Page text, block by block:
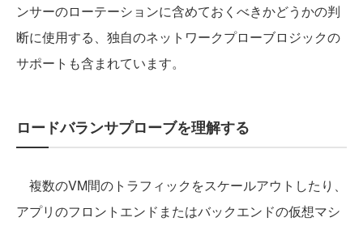
ンサーのローテーションに含めておくべきかどうかの判
断に使用する、独自のネットワークプローブロジックの
サポートも含まれています。
ロードバランサプローブを理解する
複数のVM間のトラフィックをスケールアウトしたり、
アプリのフロントエンドまたはバックエンドの仮想マシ